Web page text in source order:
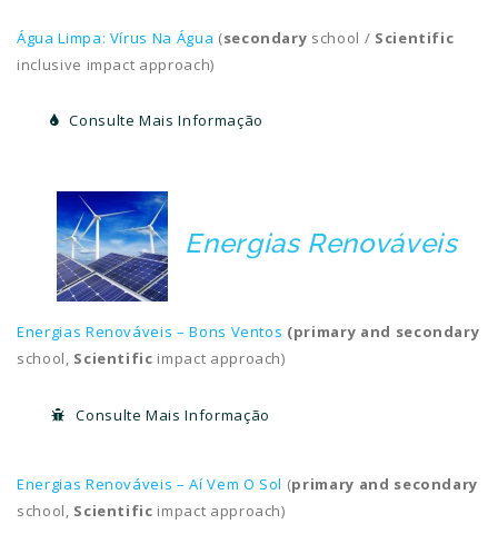
Água Limpa: Vírus Na Água (secondary school / Scientific
inclusive impact approach)
Consulte Mais Informação
Energias Renováveis
Energias Renováveis – Bons Ventos (primary and secondary
school, Scientific impact approach)
Consulte Mais Informação
Energias Renováveis – Aí Vem O Sol (primary and secondary
school, Scientific impact approach)